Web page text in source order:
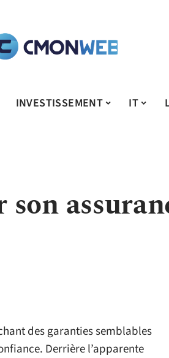
INVESTISSEMENT IT
des garanties semblables
Derrière l’apparente